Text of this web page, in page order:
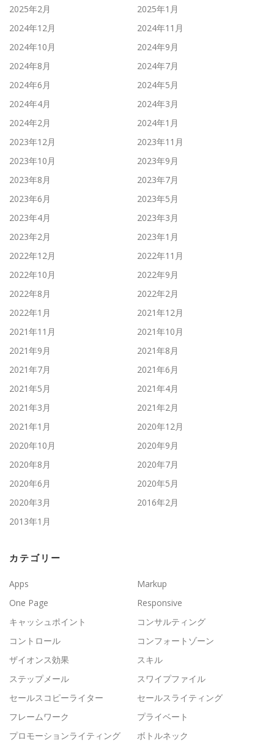
2025年2月
2025年1月
2024年12月
2024年11月
2024年10月
2024年9月
2024年8月
2024年7月
2024年6月
2024年5月
2024年4月
2024年3月
2024年2月
2024年1月
2023年12月
2023年11月
2023年10月
2023年9月
2023年8月
2023年7月
2023年6月
2023年5月
2023年4月
2023年3月
2023年2月
2023年1月
2022年12月
2022年11月
2022年10月
2022年9月
2022年8月
2022年2月
2022年1月
2021年12月
2021年11月
2021年10月
2021年9月
2021年8月
2021年7月
2021年6月
2021年5月
2021年4月
2021年3月
2021年2月
2021年1月
2020年12月
2020年10月
2020年9月
2020年8月
2020年7月
2020年6月
2020年5月
2020年3月
2016年2月
2013年1月
カテゴリー
Apps
Markup
One Page
Responsive
キャッシュポイント
コンサルティング
コントロール
コンフォートゾーン
ザイオンス効果
スキル
ステップメール
スワイプファイル
セールスコピーライター
セールスライティング
フレームワーク
プライベート
プロモーションライティング
ボトルネック